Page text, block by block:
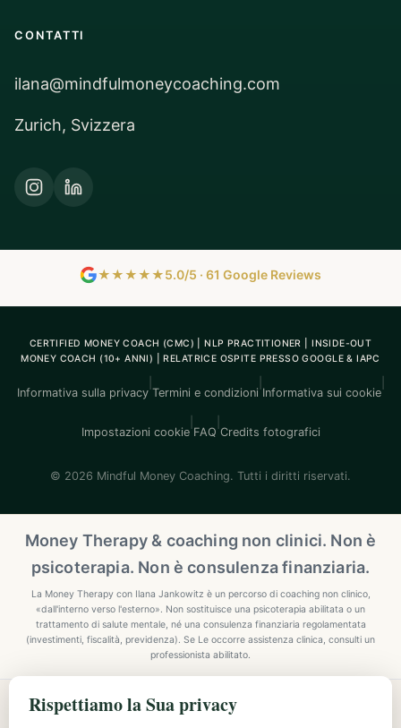
CONTATTI
ilana@mindfulmoneycoaching.com
Zurich, Svizzera
★★★★★5.0/5 · 61 Google Reviews
CERTIFIED MONEY COACH (CMC) | NLP PRACTITIONER | INSIDE-OUT
MONEY COACH (10+ ANNI) | RELATRICE OSPITE PRESSO GOOGLE & IAPC
Informativa sulla privacy Termini e condizioni Informativa sui cookie
Impostazioni cookie FAQ Credits fotografici
© 2026 Mindful Money Coaching. Tutti i diritti riservati.
Money Therapy & coaching non clinici. Non è
psicoterapia. Non è consulenza finanziaria.
La Money Therapy con Ilana Jankowitz è un percorso di coaching non clinico,
«dall'interno verso l'esterno». Non sostituisce una psicoterapia abilitata o un
trattamento di salute mentale, né una consulenza finanziaria regolamentata
(investimenti, fiscalità, previdenza). Se Le occorre assistenza clinica, consulti un
professionista abilitato.
Explore Mindful Money Coaching
Rispettiamo la Sua privacy